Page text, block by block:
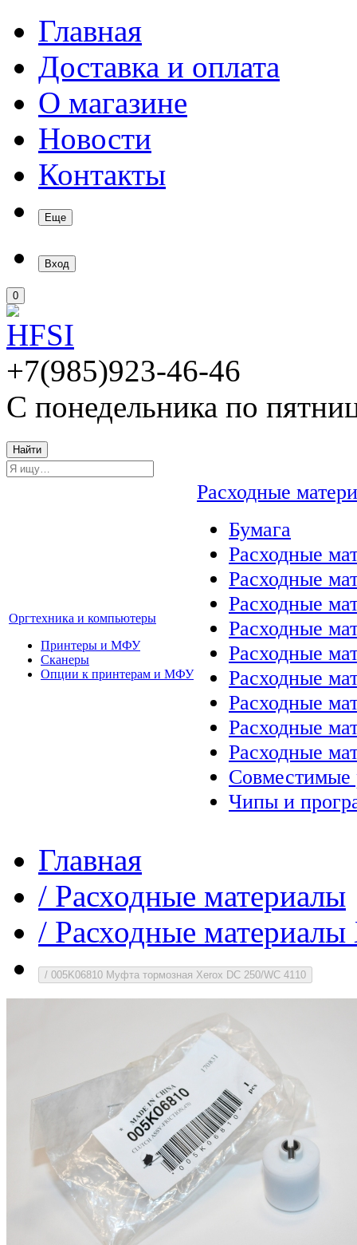
Главная
Доставка и оплата
О магазине
Новости
Контакты
Еще
Вход
0
+7(985)923-46-46
С понедельника по
Найти
Оргтехника и компьютеры
Принтеры и МФУ
Сканеры
Опции к принтерам и МФУ
Расходные
Бумага
Расходные
Расходные
Расходные
Расходные
Расходные
Расходные
Расходные
Расходные
Расходные
Совместимые
Чипы и
Главная
/ Расходные материалы
/ Расходные
/ 005K06810 Муфта тормозная Xerox DC 250/WC 4110